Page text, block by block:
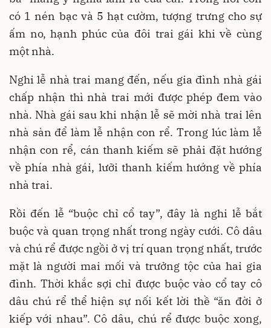
có 1 nén bạc và 5 hạt cườm, tượng trưng cho sự
ấm no, hạnh phúc của đôi trai gái khi về cùng
một nhà.
Nghi lễ nhà trai mang đến, nếu gia đình nhà gái
chấp nhận thì nhà trai mới được phép đem vào
nhà. Nhà gái sau khi nhận lễ sẽ mời nhà trai lên
nhà sàn để làm lễ nhận con rể. Trong lúc làm lễ
nhận con rể, cán thanh kiếm sẽ phải đặt hướng
về phía nhà gái, lưỡi thanh kiếm hướng về phía
nhà trai.
Rồi đến lễ “buộc chỉ cổ tay”, đây là nghi lễ bắt
buộc và quan trọng nhất trong ngày cưới. Cô dâu
và chú rể được ngồi ở vị trí quan trọng nhất, trước
mặt là người mai mối và trưởng tộc của hai gia
đình. Thời khắc sợi chỉ được buộc vào cổ tay cô
dâu chú rể thể hiện sự nối kết lời thề “ăn đời ở
kiếp với nhau”. Cô dâu, chú rể được buộc xong,